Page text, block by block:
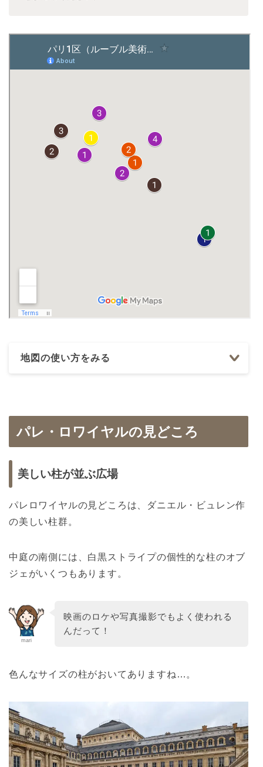
地図の使い方をみる
パレ・ロワイヤルの見どころ
美しい柱が並ぶ広場
パレロワイヤルの見どころは、ダニエル・ビュレン作
の美しい柱群。
中庭の南側には、白黒ストライプの個性的な柱のオブ
ジェがいくつもあります。
mari
映画のロケや写真撮影でもよく使われる
んだって！
色んなサイズの柱がおいてありますね…。